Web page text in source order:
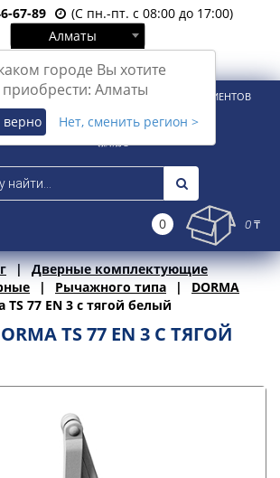
67-89
(С пн.-пт. с 08:00 до 17:00)
Алматы
городе Вы хотите
приобрести: Алматы
верно Нет, сменить регион >
Вход Регистрация
ДЛЯ РОЗНИЧНЫХ И КОРПОРАТИВНЫХ КЛИЕНТОВ
0 0 ₸
Дверные комплектующие
Рычажного типа
DORMA
77 EN 3 с тягой белый
TS 77 EN 3 С ТЯГОЙ